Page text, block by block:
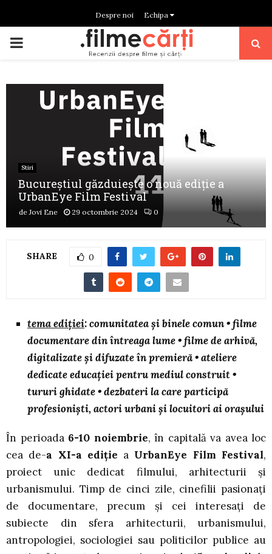
Despre noi Echipa
PRIMARY
Stiri
Bucureștiul găzduiește o nouă ediție a
UrbanEye Film Festival
deJovi Ene 29 octombrie 2024 0
SHARE 0
tema ediției: comunitatea și binele comun • filme
documentare din întreaga lume • filme de arhivă,
digitalizate și difuzate în premieră • ateliere
dedicate educației pentru mediul construit •
tururi ghidate • dezbateri la care participă
profesioniști, actori urbani și locuitori ai orașului
În perioada 6-10 noiembrie, în capitală va avea loc
cea de-a XI-a ediție a UrbanEye Film Festival,
proiect unic dedicat filmului, arhitecturii și
urbanismului. Timp de cinci zile, cinefilii pasionați
de documentare, precum și cei interesați de
subiecte din sfera arhitecturii, urbanismului,
antropologiei, sociologiei sau politicilor publice au